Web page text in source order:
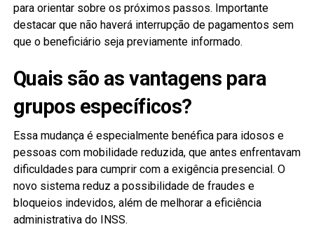
para orientar sobre os próximos passos. Importante
destacar que não haverá interrupção de pagamentos sem
que o beneficiário seja previamente informado.
Quais são as vantagens para
grupos específicos?
Essa mudança é especialmente benéfica para idosos e
pessoas com mobilidade reduzida, que antes enfrentavam
dificuldades para cumprir com a exigência presencial. O
novo sistema reduz a possibilidade de fraudes e
bloqueios indevidos, além de melhorar a eficiência
administrativa do INSS.